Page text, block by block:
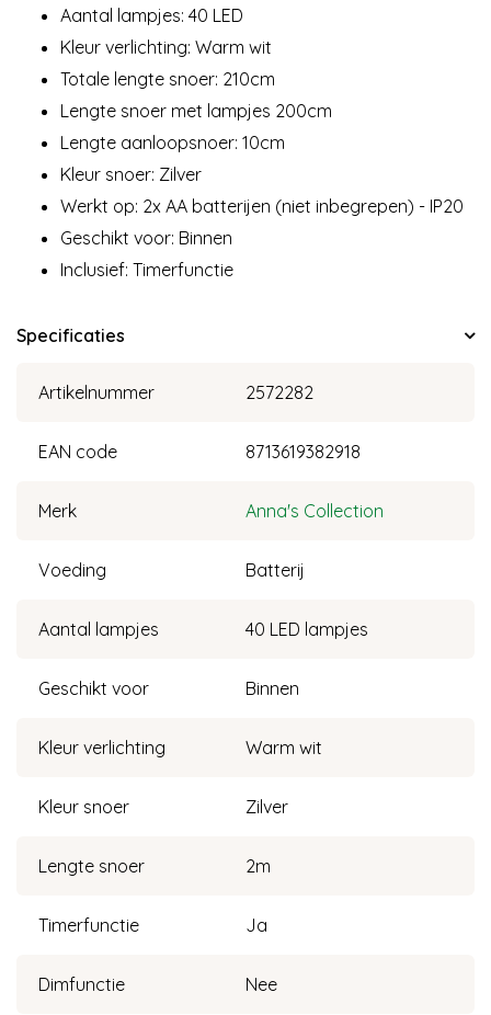
Aantal lampjes: 40 LED
Kleur verlichting: Warm wit
Totale lengte snoer: 210cm
Lengte snoer met lampjes 200cm
Lengte aanloopsnoer: 10cm
Kleur snoer: Zilver
Werkt op: 2x AA batterijen (niet inbegrepen) - IP20
Geschikt voor: Binnen
Inclusief: Timerfunctie
Specificaties
Artikelnummer 2572282
EAN code 8713619382918
Merk Anna's Collection
Voeding Batterij
Aantal lampjes 40 LED lampjes
Geschikt voor Binnen
Kleur verlichting Warm wit
Kleur snoer Zilver
Lengte snoer 2m
Timerfunctie Ja
Dimfunctie Nee